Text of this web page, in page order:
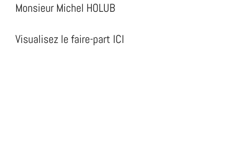
Monsieur Michel HOLUB
Visualisez le faire-part ICI